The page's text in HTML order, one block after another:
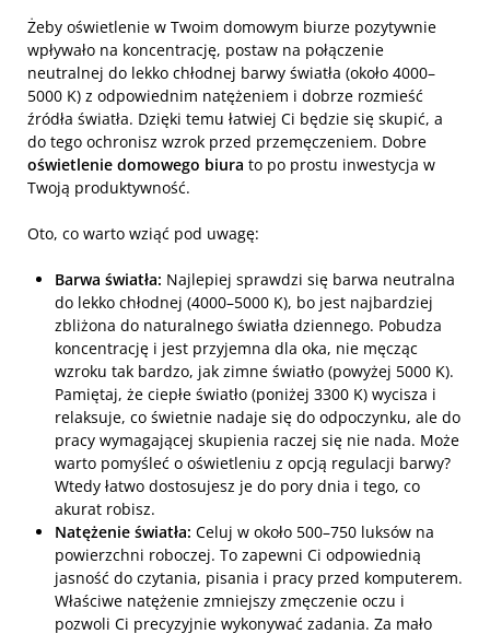
Żeby oświetlenie w Twoim domowym biurze pozytywnie
wpływało na koncentrację, postaw na połączenie
neutralnej do lekko chłodnej barwy światła (około 4000–
5000 K) z odpowiednim natężeniem i dobrze rozmieść
źródła światła. Dzięki temu łatwiej Ci będzie się skupić, a
do tego ochronisz wzrok przed przemęczeniem. Dobre
oświetlenie domowego biura to po prostu inwestycja w
Twoją produktywność.
Oto, co warto wziąć pod uwagę:
Barwa światła: Najlepiej sprawdzi się barwa neutralna
do lekko chłodnej (4000–5000 K), bo jest najbardziej
zbliżona do naturalnego światła dziennego. Pobudza
koncentrację i jest przyjemna dla oka, nie męcząc
wzroku tak bardzo, jak zimne światło (powyżej 5000 K).
Pamiętaj, że ciepłe światło (poniżej 3300 K) wycisza i
relaksuje, co świetnie nadaje się do odpoczynku, ale do
pracy wymagającej skupienia raczej się nie nada. Może
warto pomyśleć o oświetleniu z opcją regulacji barwy?
Wtedy łatwo dostosujesz je do pory dnia i tego, co
akurat robisz.
Natężenie światła: Celuj w około 500–750 luksów na
powierzchni roboczej. To zapewni Ci odpowiednią
jasność do czytania, pisania i pracy przed komputerem.
Właściwe natężenie zmniejszy zmęczenie oczu i
pozwoli Ci precyzyjnie wykonywać zadania. Za mało